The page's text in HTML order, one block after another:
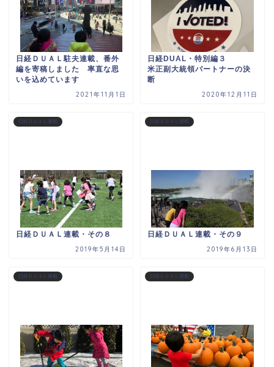
日経ＤＵＡＬ駐夫連載、番外
編を寄稿しました 率直な思
いを込めています
2021年11月1日
日経DUAL・特別編３
米正副大統領パートナーの決
断
2020年12月11日
日経ＤＵＡＬ連載
日経ＤＵＡＬ連載・その８
2019年5月14日
日経ＤＵＡＬ連載
日経ＤＵＡＬ連載・その９
2019年6月13日
日経ＤＵＡＬ連載 日経ＤＵＡＬ連載